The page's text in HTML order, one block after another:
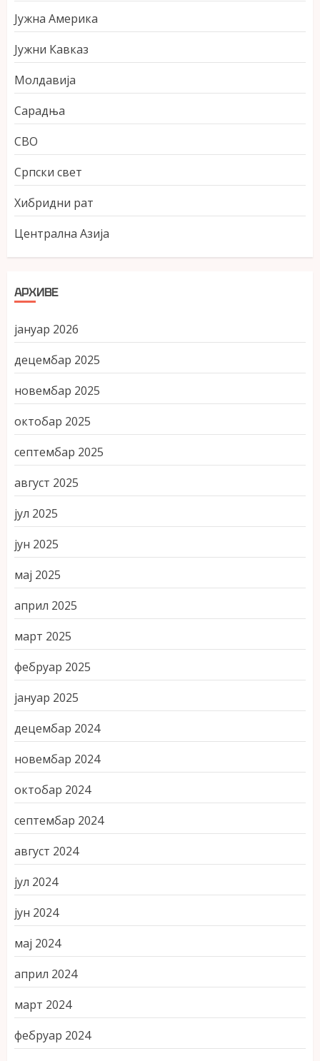
Јужна Америка
Јужни Кавказ
Молдавија
Сарадња
СВО
Српски свет
Хибридни рат
Централна Азија
АРХИВЕ
јануар 2026
децембар 2025
новембар 2025
октобар 2025
септембар 2025
август 2025
јул 2025
јун 2025
мај 2025
април 2025
март 2025
фебруар 2025
јануар 2025
децембар 2024
новембар 2024
октобар 2024
септембар 2024
август 2024
јул 2024
јун 2024
мај 2024
април 2024
март 2024
фебруар 2024